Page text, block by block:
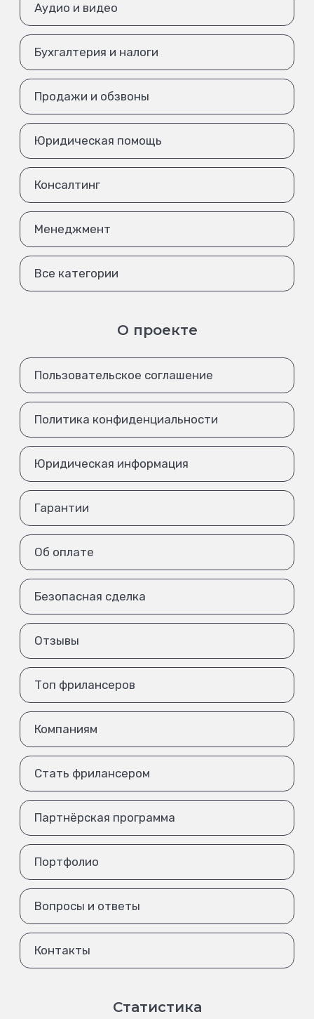
Аудио и видео
Бухгалтерия и налоги
Продажи и обзвоны
Юридическая помощь
Консалтинг
Менеджмент
Все категории
О проекте
Пользовательское соглашение
Политика конфиденциальности
Юридическая информация
Гарантии
Об оплате
Безопасная сделка
Отзывы
Топ фрилансеров
Компаниям
Стать фрилансером
Партнёрская программа
Портфолио
Вопросы и ответы
Контакты
Статистика